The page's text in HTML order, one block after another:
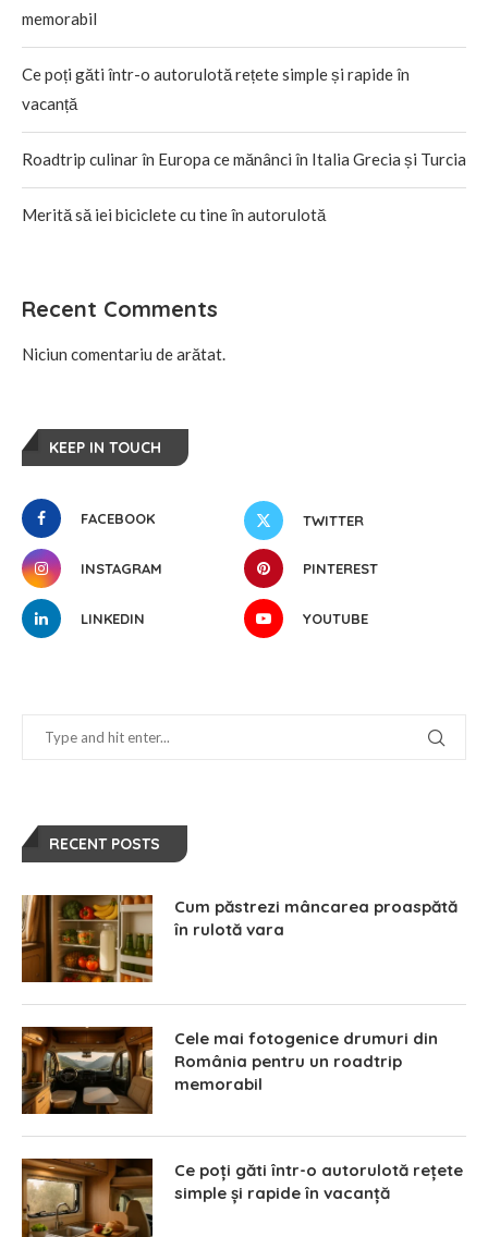
memorabil
Ce poți găti într-o autorulotă rețete simple și rapide în
vacanță
Roadtrip culinar în Europa ce mănânci în Italia Grecia și Turcia
Merită să iei biciclete cu tine în autorulotă
Recent Comments
Niciun comentariu de arătat.
KEEP IN TOUCH
FACEBOOK TWITTER
INSTAGRAM PINTEREST
LINKEDIN YOUTUBE
RECENT POSTS
Cum păstrezi mâncarea proaspătă
în rulotă vara
Cele mai fotogenice drumuri din
România pentru un roadtrip
memorabil
Ce poți găti într-o autorulotă rețete
simple și rapide în vacanță